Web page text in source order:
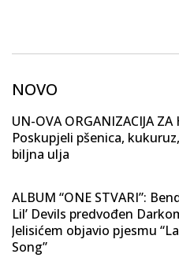
NOVO
UN-OVA ORGANIZACIJA ZA
Poskupjeli pšenica,
biljna ulja
ALBUM “ONE STVARI”:
Lil’ Devils predvođen
Jelisićem objavio pjesmu
Song”